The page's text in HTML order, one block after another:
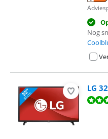
Nog
LG
Beoordeling is 8,5 van de 10,